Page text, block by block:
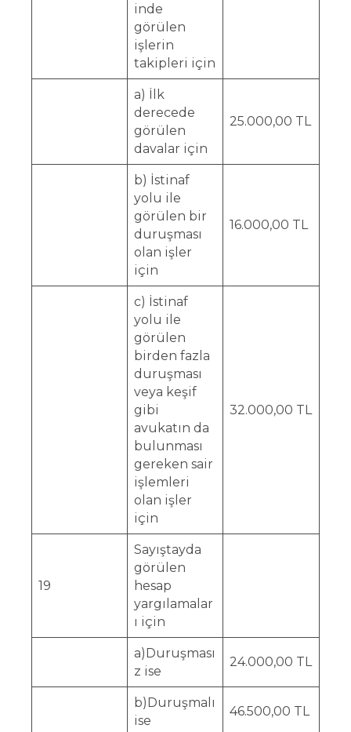
inde
görülen
işlerin
takipleri için
a) İlk
derecede
görülen
davalar için
25.000,00 TL
b) İstinaf
yolu ile
görülen bir
duruşması
olan işler
için
16.000,00 TL
c) İstinaf
yolu ile
görülen
birden fazla
duruşması
veya keşif
gibi
avukatın da
bulunması
gereken sair
işlemleri
olan işler
için
32.000,00 TL
19
Sayıştayda
görülen
hesap
yargılamalar
ı için
a)Duruşması
z ise
24.000,00 TL
b)Duruşmalı
ise
46.500,00 TL